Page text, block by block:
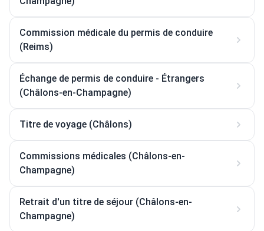
Commission médicale du permis de conduire
(Reims)
Échange de permis de conduire - Étrangers
(Châlons-en-Champagne)
Titre de voyage (Châlons)
Commissions médicales (Châlons-en-
Champagne)
Retrait d'un titre de séjour (Châlons-en-
Champagne)